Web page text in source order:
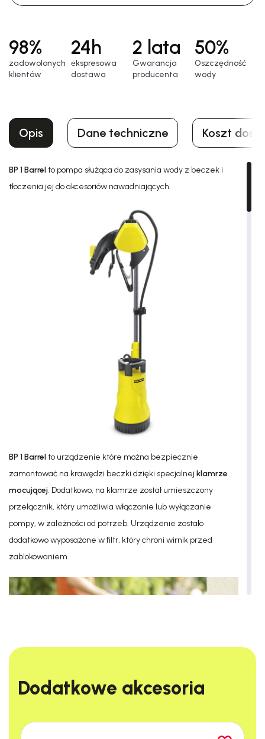
98%
zadowolonych
klientów
24h
еkspresowa
dostawa
2 lata
Gwarancja
producenta
50%
Oszczędność
wody
Opis Dane techniczne Koszt
BP 1 Barrelto pompa służąca do zasysania wody z beczek i
tłoczenia jej do akcesoriów nawadniających.
BP 1 Barrelto urządzenie które można bezpiecznie
zamontować na krawędzi beczki dzięki specjalnejklamrze
mocującej. Dodatkowo, na klamrze został umieszczony
przełącznik, który umożliwia włączanie lub wyłączanie
pompy, w zależności od potrzeb. Urządzenie zostało
dodatkowo wyposażone w filtr, który chroni wirnik przed
zablokowaniem.
Dodatkowe akcesoria​